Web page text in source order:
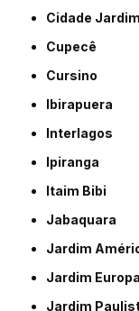
Cidade Jardim
Cupecê
Cursino
Ibirapuera
Interlagos
Ipiranga
Itaim Bibi
Jabaquara
Jardim
Jardim Europa
Jardim